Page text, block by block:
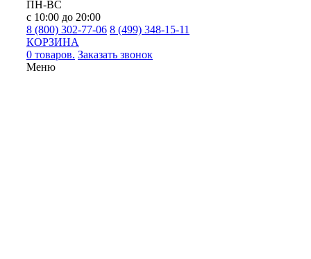
ПН-ВС
с 10:00 до 20:00
8 (800) 302-77-06 8 (499) 348-15-11
КОРЗИНА
0 товаров. Заказать звонок
Меню